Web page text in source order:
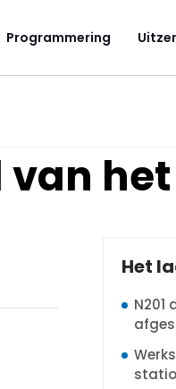
Programmering
van
Het
N201